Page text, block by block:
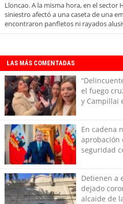
Lloncao. A la misma hora, en el sector
siniestro afectó a una caseta de una
encontraron panfletos ni rayados
LAS MÁS COMENTADAS
el fuego
y Campillai
En cadena
aprobación
seguridad
Detienen a
dejado
alcaide de